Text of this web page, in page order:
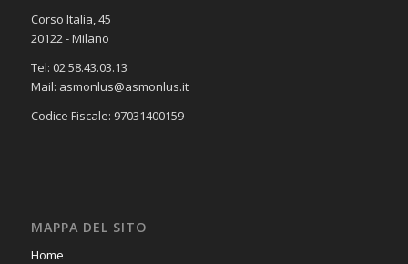
Corso Italia, 45
20122 - Milano
Tel: 02 58.43.03.13
Mail: asmonlus@asmonlus.it
Codice Fiscale: 97031400159
MAPPA DEL SITO
Home